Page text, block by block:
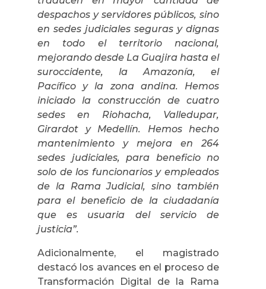
despachos y servidores públicos, sino
en sedes judiciales seguras y dignas
en todo el territorio nacional,
mejorando desde La Guajira hasta el
suroccidente, la Amazonía, el
Pacífico y la zona andina. Hemos
iniciado la construcción de cuatro
sedes en Riohacha, Valledupar,
Girardot y Medellín. Hemos hecho
mantenimiento y mejora en 264
sedes judiciales, para beneficio no
solo de los funcionarios y empleados
de la Rama Judicial, sino también
para el beneficio de la ciudadanía
que es usuaria del servicio de
justicia”.
Adicionalmente, el magistrado
destacó los avances en el proceso de
Transformación Digital de la Rama